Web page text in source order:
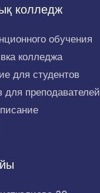
колледж
обучения
колледжа
для студентов
для преподавателей